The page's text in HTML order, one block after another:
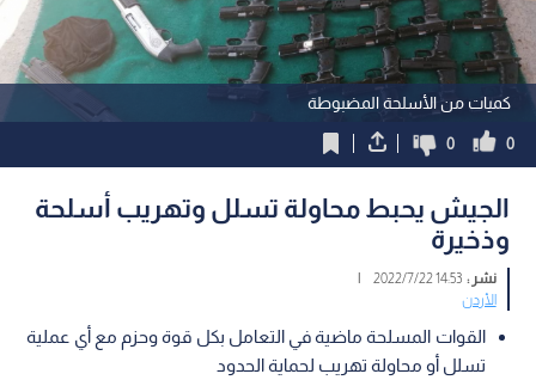
كميات من الأسلحة المضبوطة
0
0
الجيش يحبط محاولة تسلل وتهريب أسلحة
وذخيرة
نشر :14:53 2022/7/22
|
الأردن
القوات المسلحة ماضية في التعامل بكل قوة وحزم مع أي عملية
تسلل أو محاولة تهريب لحماية الحدود